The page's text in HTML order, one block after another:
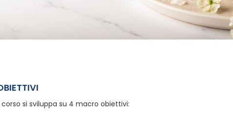
corso si sviluppa su 4 macro obiettivi: